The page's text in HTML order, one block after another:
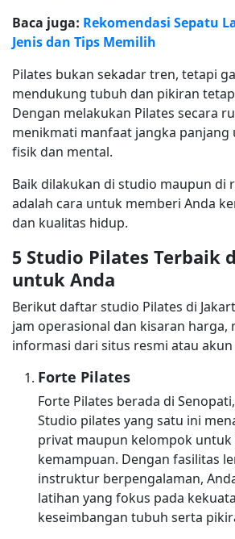
Baca juga: Rekomendasi Sepatu
Jenis dan Tips Memilih
Pilates bukan sekadar tren, tetapi
mendukung tubuh dan pikiran
Dengan melakukan Pilates secara
menikmati manfaat jangka panjang
fisik dan mental.
Baik dilakukan di studio maupun di
adalah cara untuk memberi Anda
dan kualitas hidup.
5 Studio Pilates Terbaik
untuk Anda
Berikut daftar studio Pilates di
jam operasional dan kisaran harga,
informasi dari situs resmi atau
Forte Pilates
Forte Pilates berada di
Studio pilates yang satu ini
privat maupun kelompok
kemampuan. Dengan fasilitas
instruktur berpengalaman,
latihan yang fokus pada
keseimbangan tubuh serta